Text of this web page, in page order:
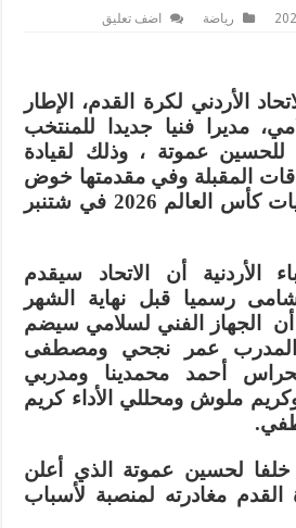
رياضة اضف تعليق
الأردني لكرة القدم، الإطار
مديرا فنيا جديدا للمنتخب
للحسين عموتة ، وذلك لقيادة
المقبلة وفي مقدمتها خوض
الدور الحاسم لتصفيات كأس العالم 2026 في شتنبر
الأردنية أن الاتحاد سيقدم
رسميا قبل نهاية الشهر
أن الجهاز الفني لسلامي سيضم
عمر نجحي ومصطفى
أحمد محمدينا ومدربي
ملوش ومحللي الأداء كريم
لحسين عموتة الذي أعلن
القدم مغادرته لمنصبة لأسباب